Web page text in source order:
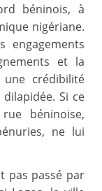
béninois, à
nigériane.
engagements
et la
crédibilité
Si ce
béninoise,
ne lui
pas passé par